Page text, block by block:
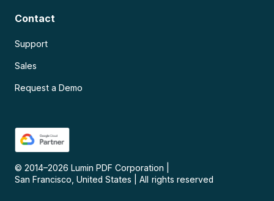
Contact
Support
Sales
Request a Demo
© 2014–2026 Lumin PDF Corporation
San Francisco, United States
All rights reserved